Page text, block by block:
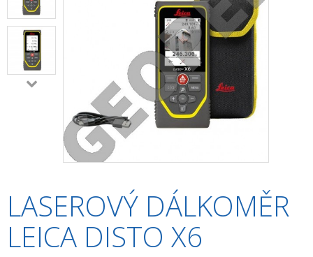
STAVEBNÍ LASERY
DOKUMENTACE VE 3D
GNSS, GPS MĚŘENÍ
HLEDAČKY A DETEKTORY
TOTÁLNÍ STANICE
ODOLNÉ RUČNÍ POČÍTAČE A TABLETY
OSTATNÍ STAVEBNÍ MĚŘIDLA
LASEROVÝ DÁLKOMĚR
LEICA DISTO X6